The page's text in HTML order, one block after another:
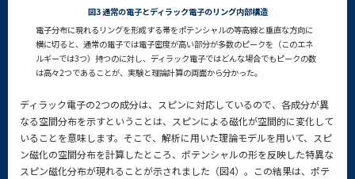
図3 通常の電子とディラック電子のリング内部構造
電子分布に現れるリングを形成する帯をポテンシャルの等高線と垂直な方向に
横に切ると、通常の電子では電子密度が高い部分が多数のピークを（このエネ
ルギーでは3つ）持つのに対し、ディラック電子ではどんな場合でもピークの数
は高々2つであることが、実験と理論計算の両面から分かった。
ディラック電子の2つの成分は、スピンに対応しているので、各成分が異
なる空間分布を示すということは、スピンによる磁化が空間的に変化して
いることを意味します。そこで、解析に用いた理論モデルを用いて、スピ
ン磁化の空間分布を計算したところ、ポテンシャルの形を反映した特異な
スピン磁化分布が現れることが示されました（図4）。この結果は、ポテ